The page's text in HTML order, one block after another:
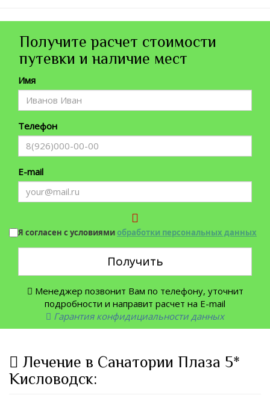
Получите расчет стоимости
путевки и наличие мест
Имя
Телефон
E-mail
Я согласен с условиямиобработки персональных данных
Получить
Менеджер позвонит Вам по телефону, уточнит
подробности и направит расчет на E-mail
Гарантия конфидициальности данных
Лечение в Санатории Плаза 5*
Кисловодск: